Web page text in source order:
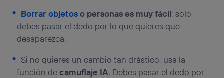
Borrar objetoso personas es muy fácil; solo
debes pasar el dedo por lo que quieres que
desaparezca.
Si no quieres un cambio tan drástico, usa la
función decamuflaje IA. Debes pasar el dedo por